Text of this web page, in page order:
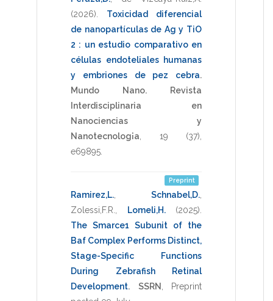
(2026)
Toxicidad diferencial
de nanopartículas de Ag y TiO
2 : un estudio comparativo en
células endoteliales humanas
y embriones de pez cebra.
Mundo Nano. Revista
Interdisciplinaria en
Nanociencias y
Nanotecnolog¡a
19 (37),
e69895
Preprint
Ramirez,L. Schnabel,D.
Zolessi,F.R.
Lomeli,H. (2025)
The Smarce1 Subunit of the
Baf Complex Performs Distinct,
Stage-Specific Functions
During Zebrafish Retinal
Development. SSRN
Preprint